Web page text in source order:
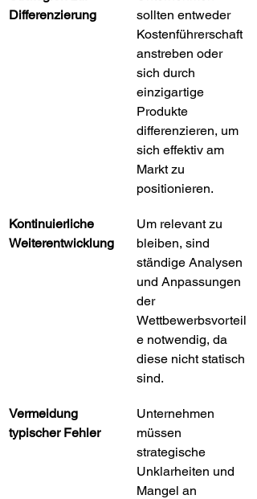
Differenzierung
sollten entweder
Kostenführerschaft
anstreben oder
sich durch
einzigartige
Produkte
differenzieren, um
sich effektiv am
Markt zu
positionieren.
Kontinuierliche
Weiterentwicklung
Um relevant zu
bleiben, sind
ständige Analysen
und Anpassungen
der
Wettbewerbsvorteil
e notwendig, da
diese nicht statisch
sind.
Vermeidung
typischer Fehler
Unternehmen
müssen
strategische
Unklarheiten und
Mangel an